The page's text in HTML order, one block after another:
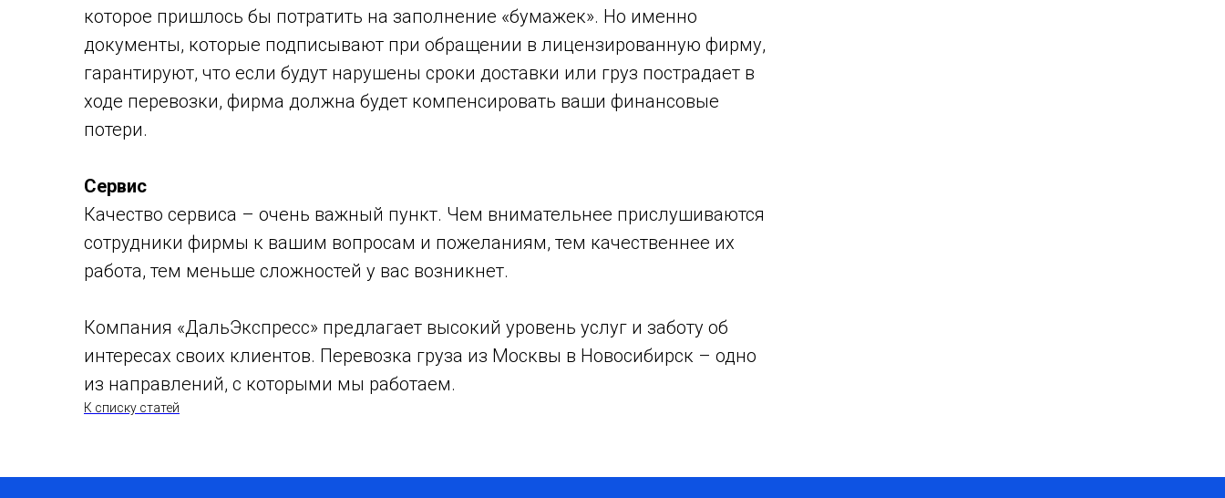
которое пришлось бы потратить на заполнение «бумажек». Но именно
документы, которые подписывают при обращении в лицензированную фирму,
гарантируют, что если будут нарушены сроки доставки или груз пострадает в
ходе перевозки, фирма должна будет компенсировать ваши финансовые
потери.
Сервис
Качество сервиса – очень важный пункт. Чем внимательнее прислушиваются
сотрудники фирмы к вашим вопросам и пожеланиям, тем качественнее их
работа, тем меньше сложностей у вас возникнет.
Компания «ДальЭкспресс» предлагает высокий уровень услуг и заботу об
интересах своих клиентов. Перевозка груза из Москвы в Новосибирск – одно
из направлений, с которыми мы работаем.
К списку статей